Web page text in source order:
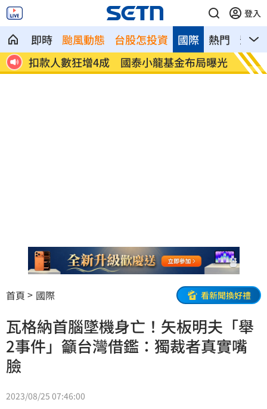
登入
即時 颱風動態 台股怎投資 熱門 影音
國際
12
扣款人數狂增4成 國泰小龍基金布局曝光 車是
費
首頁 國際 看新聞換好禮
瓦格納首腦墜機身亡！矢板明夫「舉
2事件」籲台灣借鑑：獨裁者真實嘴
臉
2023/08/25 07:46:00